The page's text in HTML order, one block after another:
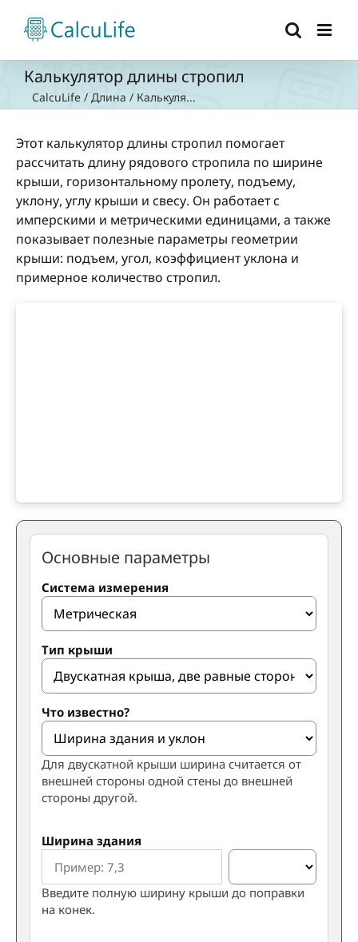
content
Калькулятор длины стропил
CalcuLife / Длина / Калькуля...
Этот калькулятор длины стропил помогает
рассчитать длину рядового стропила по ширине
крыши, горизонтальному пролету, подъему,
уклону, углу крыши и свесу. Он работает с
имперскими и метрическими единицами, а также
показывает полезные параметры геометрии
крыши: подъем, угол, коэффициент уклона и
примерное количество стропил.
Основные параметры
Система измерения
Тип крыши
Что известно?
Для двускатной крыши ширина считается от
внешней стороны одной стены до внешней
стороны другой.
Ширина здания
Введите полную ширину крыши до поправки
на конек.